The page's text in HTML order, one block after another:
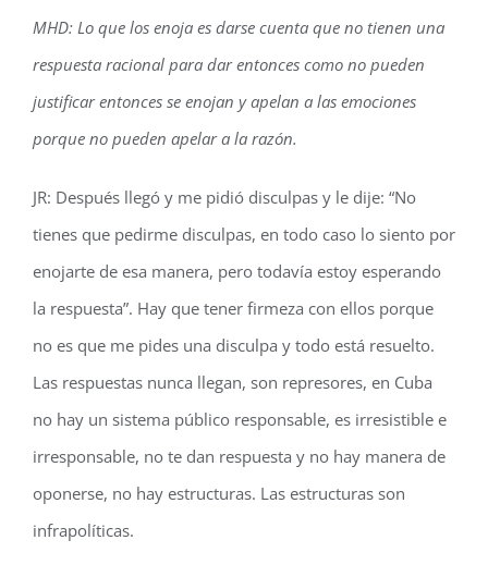
MHD: Lo que los enoja es darse cuenta que no tienen una
respuesta racional para dar entonces como no pueden
justificar entonces se enojan y apelan a las emociones
porque no pueden apelar a la razón.
JR: Después llegó y me pidió disculpas y le dije: “No
tienes que pedirme disculpas, en todo caso lo siento por
enojarte de esa manera, pero todavía estoy esperando
la respuesta”. Hay que tener firmeza con ellos porque
no es que me pides una disculpa y todo está resuelto.
Las respuestas nunca llegan, son represores, en Cuba
no hay un sistema público responsable, es irresistible e
irresponsable, no te dan respuesta y no hay manera de
oponerse, no hay estructuras. Las estructuras son
infrapolíticas.